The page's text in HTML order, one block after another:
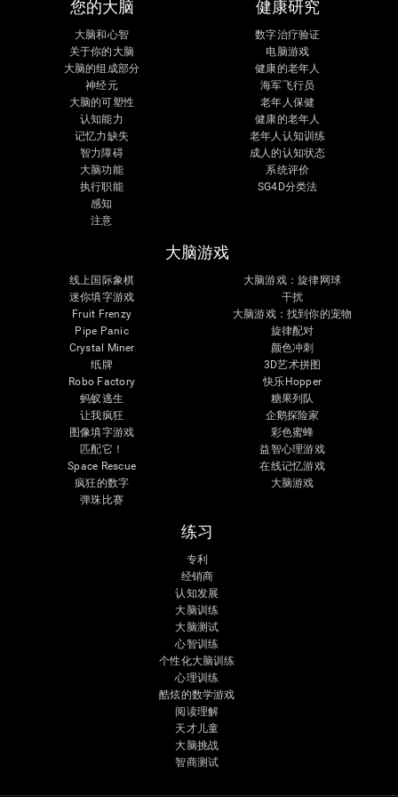
您的大脑
大脑和心智
关于你的大脑
大脑的组成部分
神经元
大脑的可塑性
认知能力
记忆力缺失
智力障碍
大脑功能
执行职能
感知
注意
健康研究
数字治疗验证
电脑游戏
健康的老年人
海军飞行员
老年人保健
健康的老年人
老年人认知训练
成人的认知状态
系统评价
SG4D分类法
大脑游戏
线上国际象棋
迷你填字游戏
Fruit Frenzy
Pipe Panic
Crystal Miner
纸牌
Robo Factory
蚂蚁逃生
让我疯狂
图像填字游戏
匹配它！
Space Rescue
疯狂的数字
弹珠比赛
大脑游戏：旋律网球
干扰
大脑游戏：找到你的宠物
旋律配对
颜色冲刺
3D艺术拼图
快乐Hopper
糖果列队
企鹅探险家
彩色蜜蜂
益智心理游戏
在线记忆游戏
大脑游戏
练习
专利
经销商
认知发展
大脑训练
大脑测试
心智训练
个性化大脑训练
心理训练
酷炫的数学游戏
阅读理解
天才儿童
大脑挑战
智商测试